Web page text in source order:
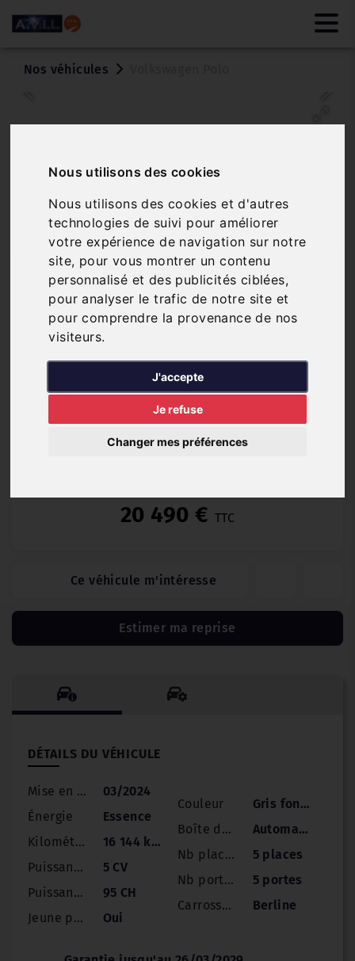
Nous utilisons des cookies
Nous utilisons des cookies et d'autres
technologies de suivi pour améliorer
votre expérience de navigation sur notre
site, pour vous montrer un contenu
personnalisé et des publicités ciblées,
pour analyser le trafic de notre site et
pour comprendre la provenance de nos
visiteurs.
J'accepte
Je refuse
Changer mes préférences
Nos véhicules
VOLKSWAGEN POLO
1.0 TSI 95 LIFE DSG7
Réf. 3509468
Essence 16 144 km 03/2024 Automatique
Garantie jusqu'au 26/03/2029
20 490 € TTC
Ce véhicule m'intéresse
Estimer ma reprise
DÉTAILS DU VÉHICULE
Mise en circulation
03/2024
Énergie
Essence
Kilométrage
16 144 km
Puissance
5 CV
Puissance réelle
95 CH
Jeune permis
Oui
Couleur
Gris foncé
Boîte de vitesse
Automatique
Nb places
5 places
Nb portes
5 portes
Carrosserie
Berline